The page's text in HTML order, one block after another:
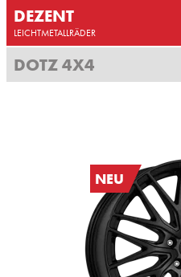
DEZENT
LEICHTMETALLRÄDER
DOTZ 4X4
NEU